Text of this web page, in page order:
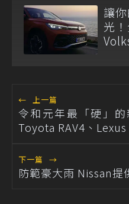
讓
光
← 上一篇
令和元年最「硬」
Toyota RAV4、Lexus
下一篇 →
防範豪大雨 Nissan提